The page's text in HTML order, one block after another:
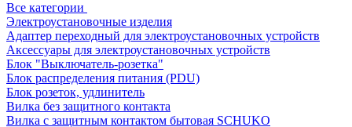
Все категории
Электроустановочные изделия
Адаптер переходный для электроустановочных устройств
Аксессуары для электроустановочных устройств
Блок "Выключатель-розетка"
Блок распределения питания (PDU)
Блок розеток, удлинитель
Вилка без защитного контакта
Вилка с защитным контактом бытовая SCHUKO